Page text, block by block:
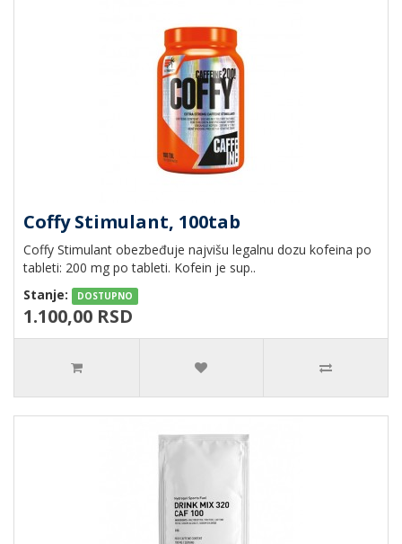
Coffy Stimulant, 100tab
Coffy Stimulant obezbeđuje najvišu legalnu dozu kofeina po
tableti: 200 mg po tableti. Kofein je sup..
Stanje:
DOSTUPNO
1.100,00 RSD